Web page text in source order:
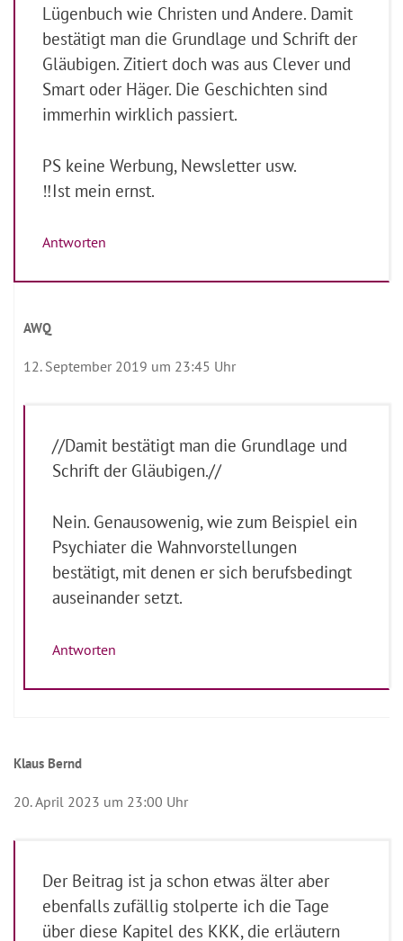
Lügenbuch wie Christen und Andere. Damit
bestätigt man die Grundlage und Schrift der
Gläubigen. Zitiert doch was aus Clever und
Smart oder Häger. Die Geschichten sind
immerhin wirklich passiert.
PS keine Werbung, Newsletter usw.
‼️Ist mein ernst.
Antworten
AWQ
12. September 2019 um 23:45 Uhr
//Damit bestätigt man die Grundlage und
Schrift der Gläubigen.//
Nein. Genausowenig, wie zum Beispiel ein
Psychiater die Wahnvorstellungen
bestätigt, mit denen er sich berufsbedingt
auseinander setzt.
Antworten
Klaus Bernd
20. April 2023 um 23:00 Uhr
Der Beitrag ist ja schon etwas älter aber
ebenfalls zufällig stolperte ich die Tage
über diese Kapitel des KKK, die erläutern